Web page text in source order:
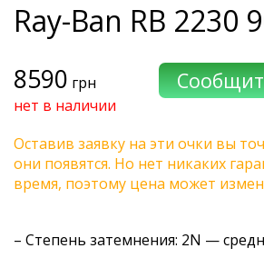
Ray-Ban RB 2230
8590 грн
нет в наличии
Оставив заявку на эти очки вы
они появятся. Но нет никаких
время, поэтому цена может
– Степень затемнения: 2N —